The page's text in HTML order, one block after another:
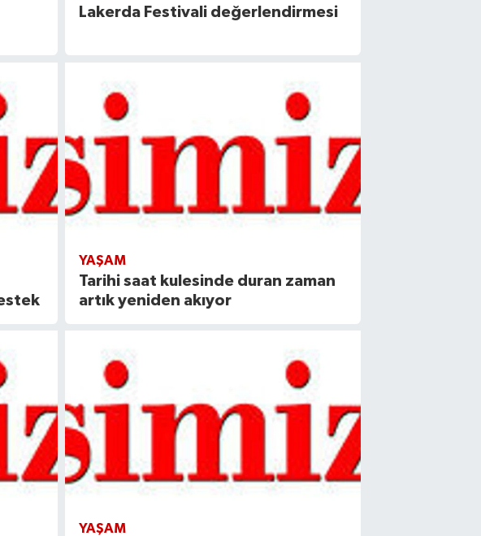
Lakerda Festivali değerlendirmesi
YAŞAM
Tarihi saat kulesinde duran zaman
artık yeniden akıyor
YAŞAM